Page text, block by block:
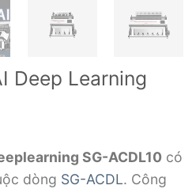
Deep Learning
SG-ACDL10 có
dòng SG-ACDL. Công